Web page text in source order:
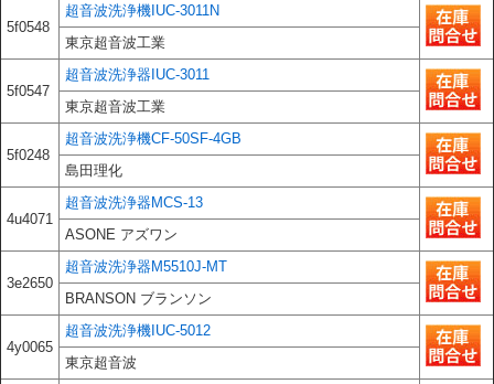
5f0548
超音波洗浄機IUC-3011N
東京超音波工業
5f0547
超音波洗浄器IUC-3011
東京超音波工業
5f0248
超音波洗浄機CF-50SF-4GB
島田理化
4u4071
超音波洗浄器MCS-13
ASONE アズワン
3e2650
超音波洗浄器M5510J-MT
BRANSON ブランソン
4y0065
超音波洗浄機IUC-5012
東京超音波